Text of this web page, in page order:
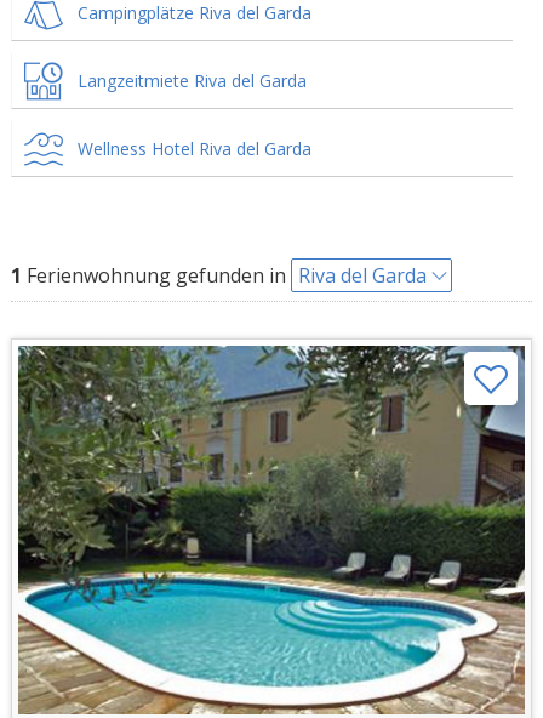
Campingplätze Riva del Garda
Langzeitmiete Riva del Garda
Wellness Hotel Riva del Garda
1 Ferienwohnung gefunden in Riva del Garda